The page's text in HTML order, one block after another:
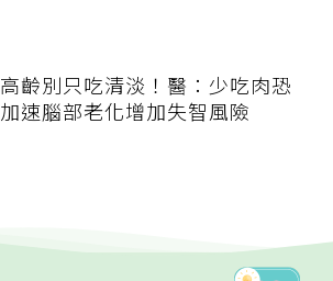
高齡別只吃清淡！醫：少吃肉恐
加速腦部老化增加失智風險